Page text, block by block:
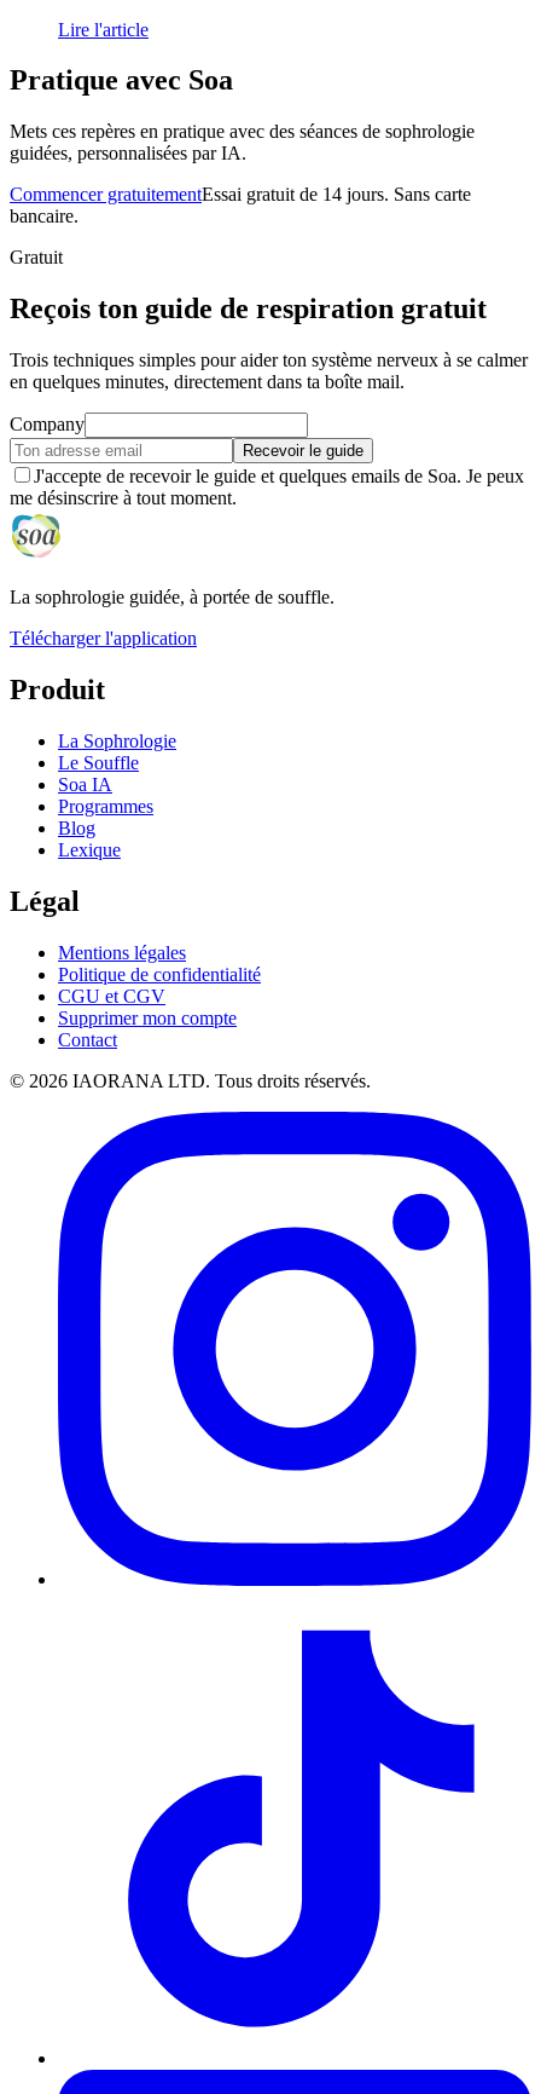
Lire l'article
Pratique avec Soa
Mets ces repères en pratique avec des séances de sophrologie
guidées, personnalisées par IA.
Commencer gratuitementEssai gratuit de 14 jours. Sans carte
bancaire.
Gratuit
Reçois ton guide de respiration gratuit
Trois techniques simples pour aider ton système nerveux à se calmer
en quelques minutes, directement dans ta boîte mail.
Company
Recevoir le guide
J'accepte de recevoir le guide et quelques emails de Soa. Je peux
me désinscrire à tout moment.
La sophrologie guidée, à portée de souffle.
Télécharger l'application
Produit
La Sophrologie
Le Souffle
Soa IA
Programmes
Blog
Lexique
Légal
Mentions légales
Politique de confidentialité
CGU et CGV
Supprimer mon compte
Contact
© 2026 IAORANA LTD. Tous droits réservés.